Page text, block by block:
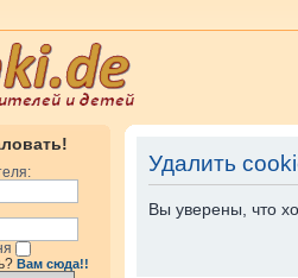
Вам сюда!!
Удалить
Вы уверены, что